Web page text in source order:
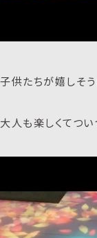
子供たちが嬉しそう
大人も楽しくてつい